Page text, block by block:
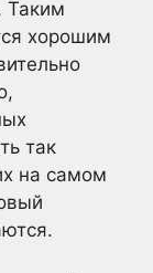
Таким
хорошим
так
на самом